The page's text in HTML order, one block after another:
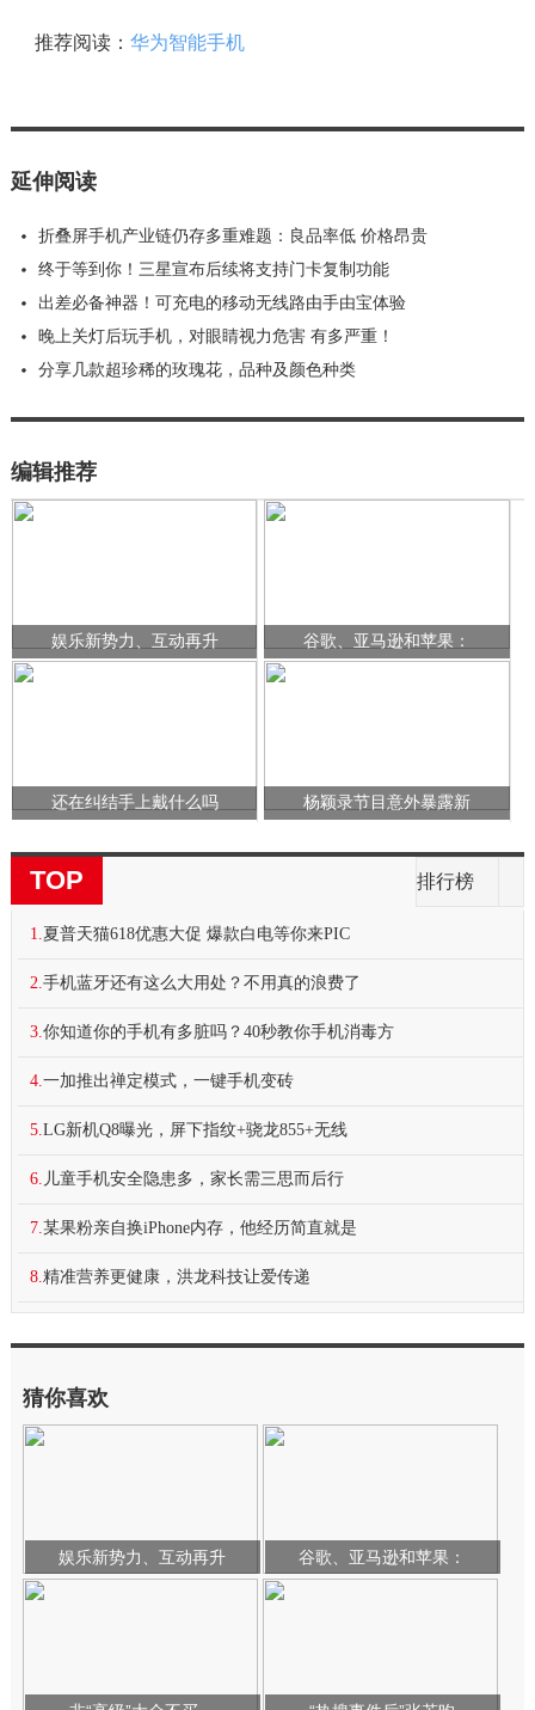
推荐阅读： 华为智能手机
延伸阅读
折叠屏手机产业链仍存多重难题：良品率低 价格昂贵
终于等到你！三星宣布后续将支持门卡复制功能
出差必备神器！可充电的移动无线路由手由宝体验
晚上关灯后玩手机，对眼睛视力危害 有多严重！
分享几款超珍稀的玫瑰花，品种及颜色种类
编辑推荐
娱乐新势力、互动再升 谷歌、亚马逊和苹果：
还在纠结手上戴什么吗 杨颖录节目意外暴露新
TOP 排行榜
1. 夏普天猫618优惠大促 爆款白电等你来PIC
2. 手机蓝牙还有这么大用处？不用真的浪费了
3. 你知道你的手机有多脏吗？40秒教你手机消毒方
4. 一加推出禅定模式，一键手机变砖
5. LG新机Q8曝光，屏下指纹+骁龙855+无线
6. 儿童手机安全隐患多，家长需三思而后行
7. 某果粉亲自换iPhone内存，他经历简直就是
8. 精准营养更健康，洪龙科技让爱传递
猜你喜欢
娱乐新势力、互动再升 谷歌、亚马逊和苹果：